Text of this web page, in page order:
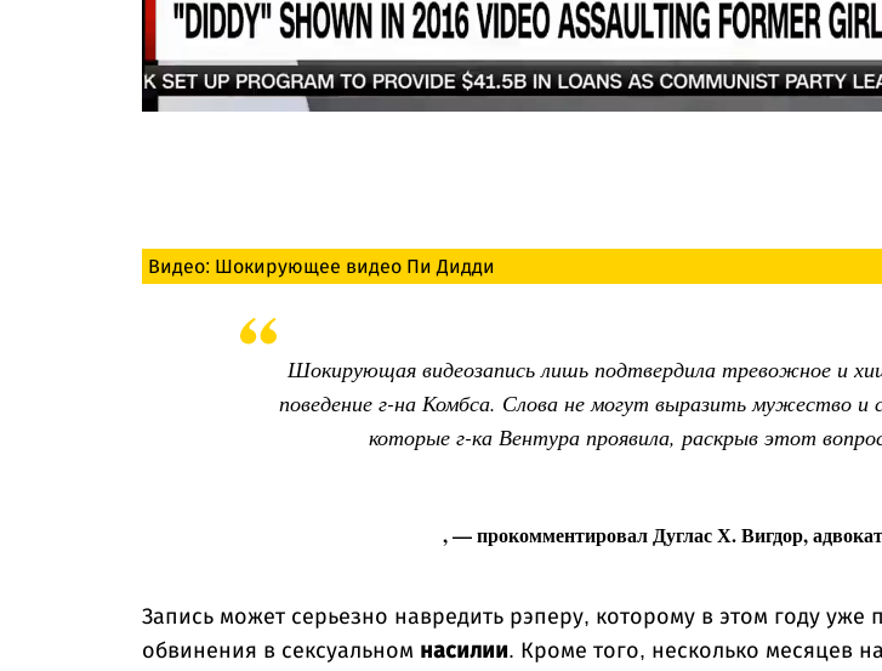
Видео: Шокирующее видео Пи Дидди
Шокирующая видеозапись лишь подтвердила тревожное и
поведение г-на Комбса. Слова не могут выразить мужество и
которые г-ка Вентура проявила, раскрыв этот
, — прокомментировал Дуглас Х. Вигдор,
Запись может серьезно навредить рэперу, которому в этом году уже
обвинения в сексуальном насилии. Кроме того, несколько месяцев